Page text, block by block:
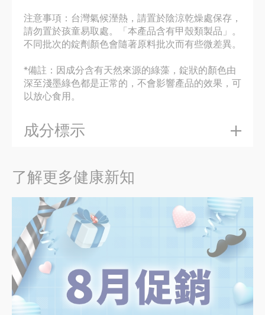
注意事項：台灣氣候溼熱，請置於陰涼乾燥處保存，
請勿置於孩童易取處。「本產品含有甲殼類製品」。
不同批次的錠劑顏色會隨著原料批次而有些微差異。
*備註：因成分含有天然來源的綠藻，錠狀的顏色由
深至淺墨綠色都是正常的，不會影響產品的效果，可
以放心食用。
成分標示
了解更多健康新知